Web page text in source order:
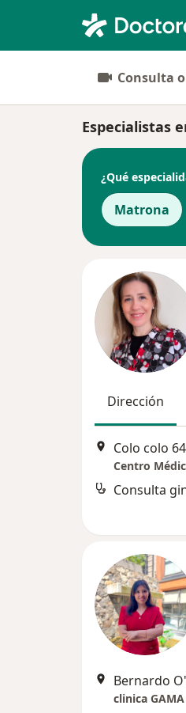
Consulta
Especialistas
¿Qué
Matrona
Dirección
Colo colo
Centro
Consulta
Bernardo
clinica GAMA